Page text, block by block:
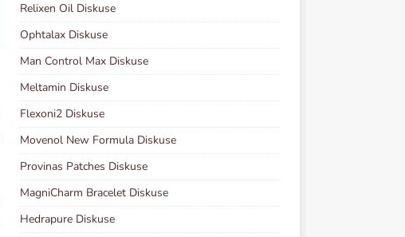
Relixen Oil Diskuse
Ophtalax Diskuse
Man Control Max Diskuse
Meltamin Diskuse
Flexoni2 Diskuse
Movenol New Formula Diskuse
Provinas Patches Diskuse
MagniCharm Bracelet Diskuse
Hedrapure Diskuse